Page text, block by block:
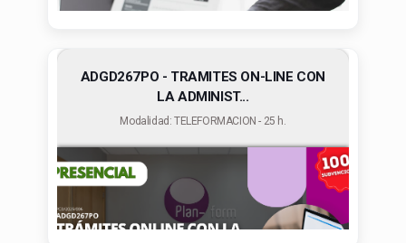
ADGD267PO - TRAMITES ON-LINE CON
LA ADMINIST...
Modalidad: TELEFORMACION - 25 h.